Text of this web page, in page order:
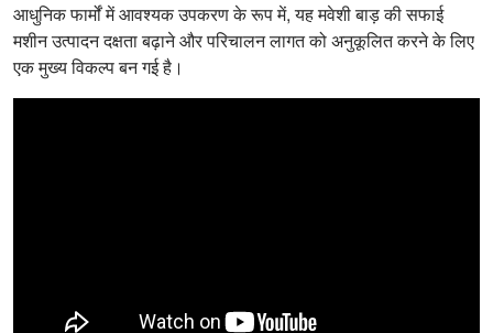
आधुनिक फार्मों में आवश्यक उपकरण के रूप में, यह मवेशी बाड़ की सफाई
मशीन उत्पादन दक्षता बढ़ाने और परिचालन लागत को अनुकूलित करने के लिए
एक मुख्य विकल्प बन गई है।